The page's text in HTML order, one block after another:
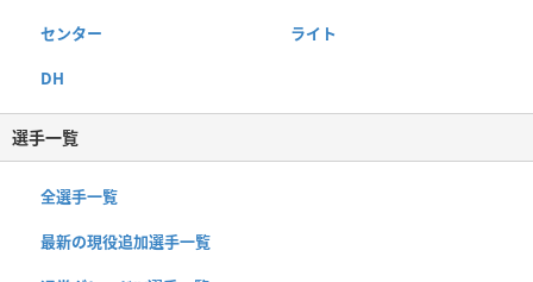
センター ライト
DH
選手一覧
全選手一覧
最新の現役追加選手一覧